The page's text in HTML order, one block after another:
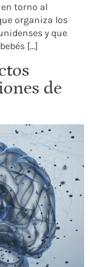
torno al
organiza los
y que
[…]
de